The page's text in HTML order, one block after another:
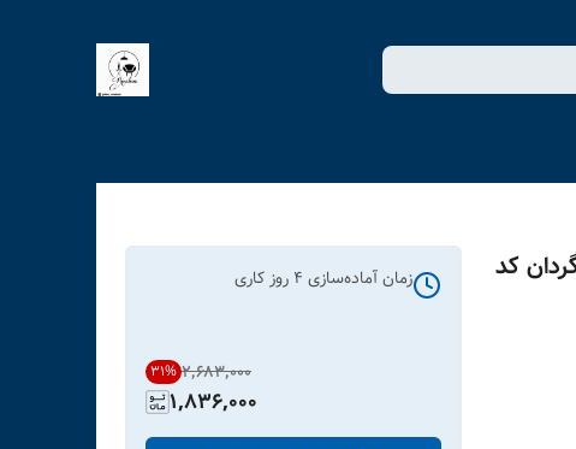
کد
زمان آماده‌سازی 4 روز کاری
۲٬۶۸۳٬۰۰۰ 31%
1,836,000